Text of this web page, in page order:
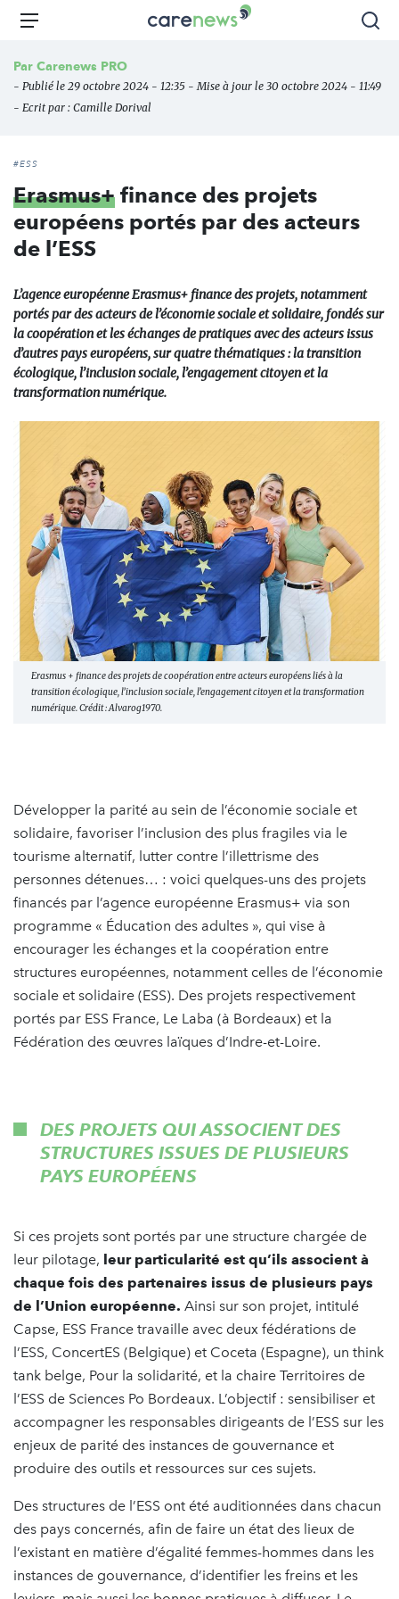
Aller
principal
Carenews,
des
acteurs
Menu
Par Carenews PRO
- Publié le 29 octobre 2024 - 12:35 - Mise à jour le 30 octobre 2024 - 11:49
- Ecrit par : Camille Dorival
#ESS
Erasmus+ finance des projets
européens portés par des acteurs
de l’ESS
L’agence européenne Erasmus+ finance des projets, notamment
portés par des acteurs de l’économie sociale et solidaire, fondés sur
la coopération et les échanges de pratiques avec des acteurs issus
d’autres pays européens, sur quatre thématiques : la transition
écologique, l’inclusion sociale, l’engagement citoyen et la
transformation numérique.
Erasmus + finance des projets de coopération entre acteurs européens liés à la
transition écologique, l’inclusion sociale, l’engagement citoyen et la transformation
numérique. Crédit : Alvarog1970.
Développer la parité au sein de l’économie sociale et
solidaire, favoriser l’inclusion des plus fragiles via le
tourisme alternatif, lutter contre l’illettrisme des
personnes détenues… : voici quelques-uns des projets
financés par l’agence européenne Erasmus+ via son
programme « Éducation des adultes », qui vise à
encourager les échanges et la coopération entre
structures européennes, notamment celles de l’économie
sociale et solidaire (ESS). Des projets respectivement
portés par ESS France, Le Laba (à Bordeaux) et la
Fédération des œuvres laïques d’Indre-et-Loire.
DES PROJETS QUI ASSOCIENT DES
STRUCTURES ISSUES DE PLUSIEURS
PAYS EUROPÉENS
Si ces projets sont portés par une structure chargée de
leur pilotage, leur particularité est qu’ils associent à
chaque fois des partenaires issus de plusieurs pays
de l’Union européenne. Ainsi sur son projet, intitulé
Capse, ESS France travaille avec deux fédérations de
l’ESS, ConcertES (Belgique) et Coceta (Espagne), un think
tank belge, Pour la solidarité, et la chaire Territoires de
l’ESS de Sciences Po Bordeaux. L’objectif : sensibiliser et
accompagner les responsables dirigeants de l’ESS sur les
enjeux de parité des instances de gouvernance et
produire des outils et ressources sur ces sujets.
Des structures de l’ESS ont été auditionnées dans chacun
des pays concernés, afin de faire un état des lieux de
l’existant en matière d’égalité femmes-hommes dans les
instances de gouvernance, d’identifier les freins et les